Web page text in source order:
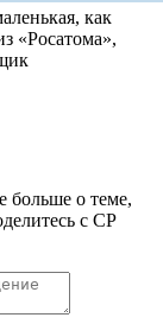
как
«Росатома»,
больше о теме,
с СР